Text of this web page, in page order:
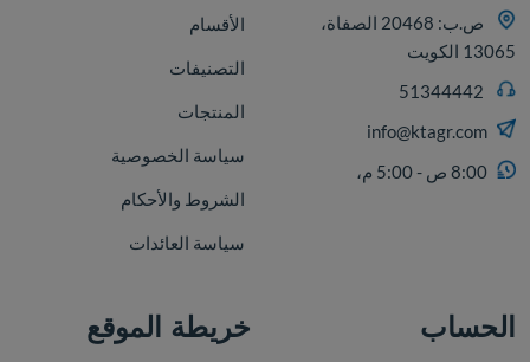
ص.ب: 20468 الصفاة،
13065 الكويت
info@ktagr.com
8:00 ص - 5:00 م،
الأقسام
التصنيفات
المنتجات
سياسة الخصوصية
الشروط والأحكام
سياسة العائدات
الحساب خريطة الموقع